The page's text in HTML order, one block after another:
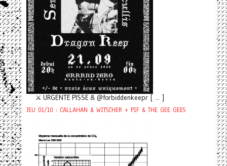
⚔️ URGENTE PISSE & @forbiddenkeepr [ ... ]
JEU 01/10 : CALLAHAN & WITSCHER + PIF & THE GEE GEES